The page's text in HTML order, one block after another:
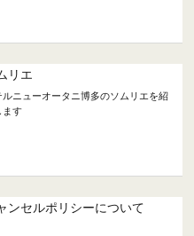
リエ
ルニューオータニ博多のソムリエを紹
ます
ンセルポリシーについて